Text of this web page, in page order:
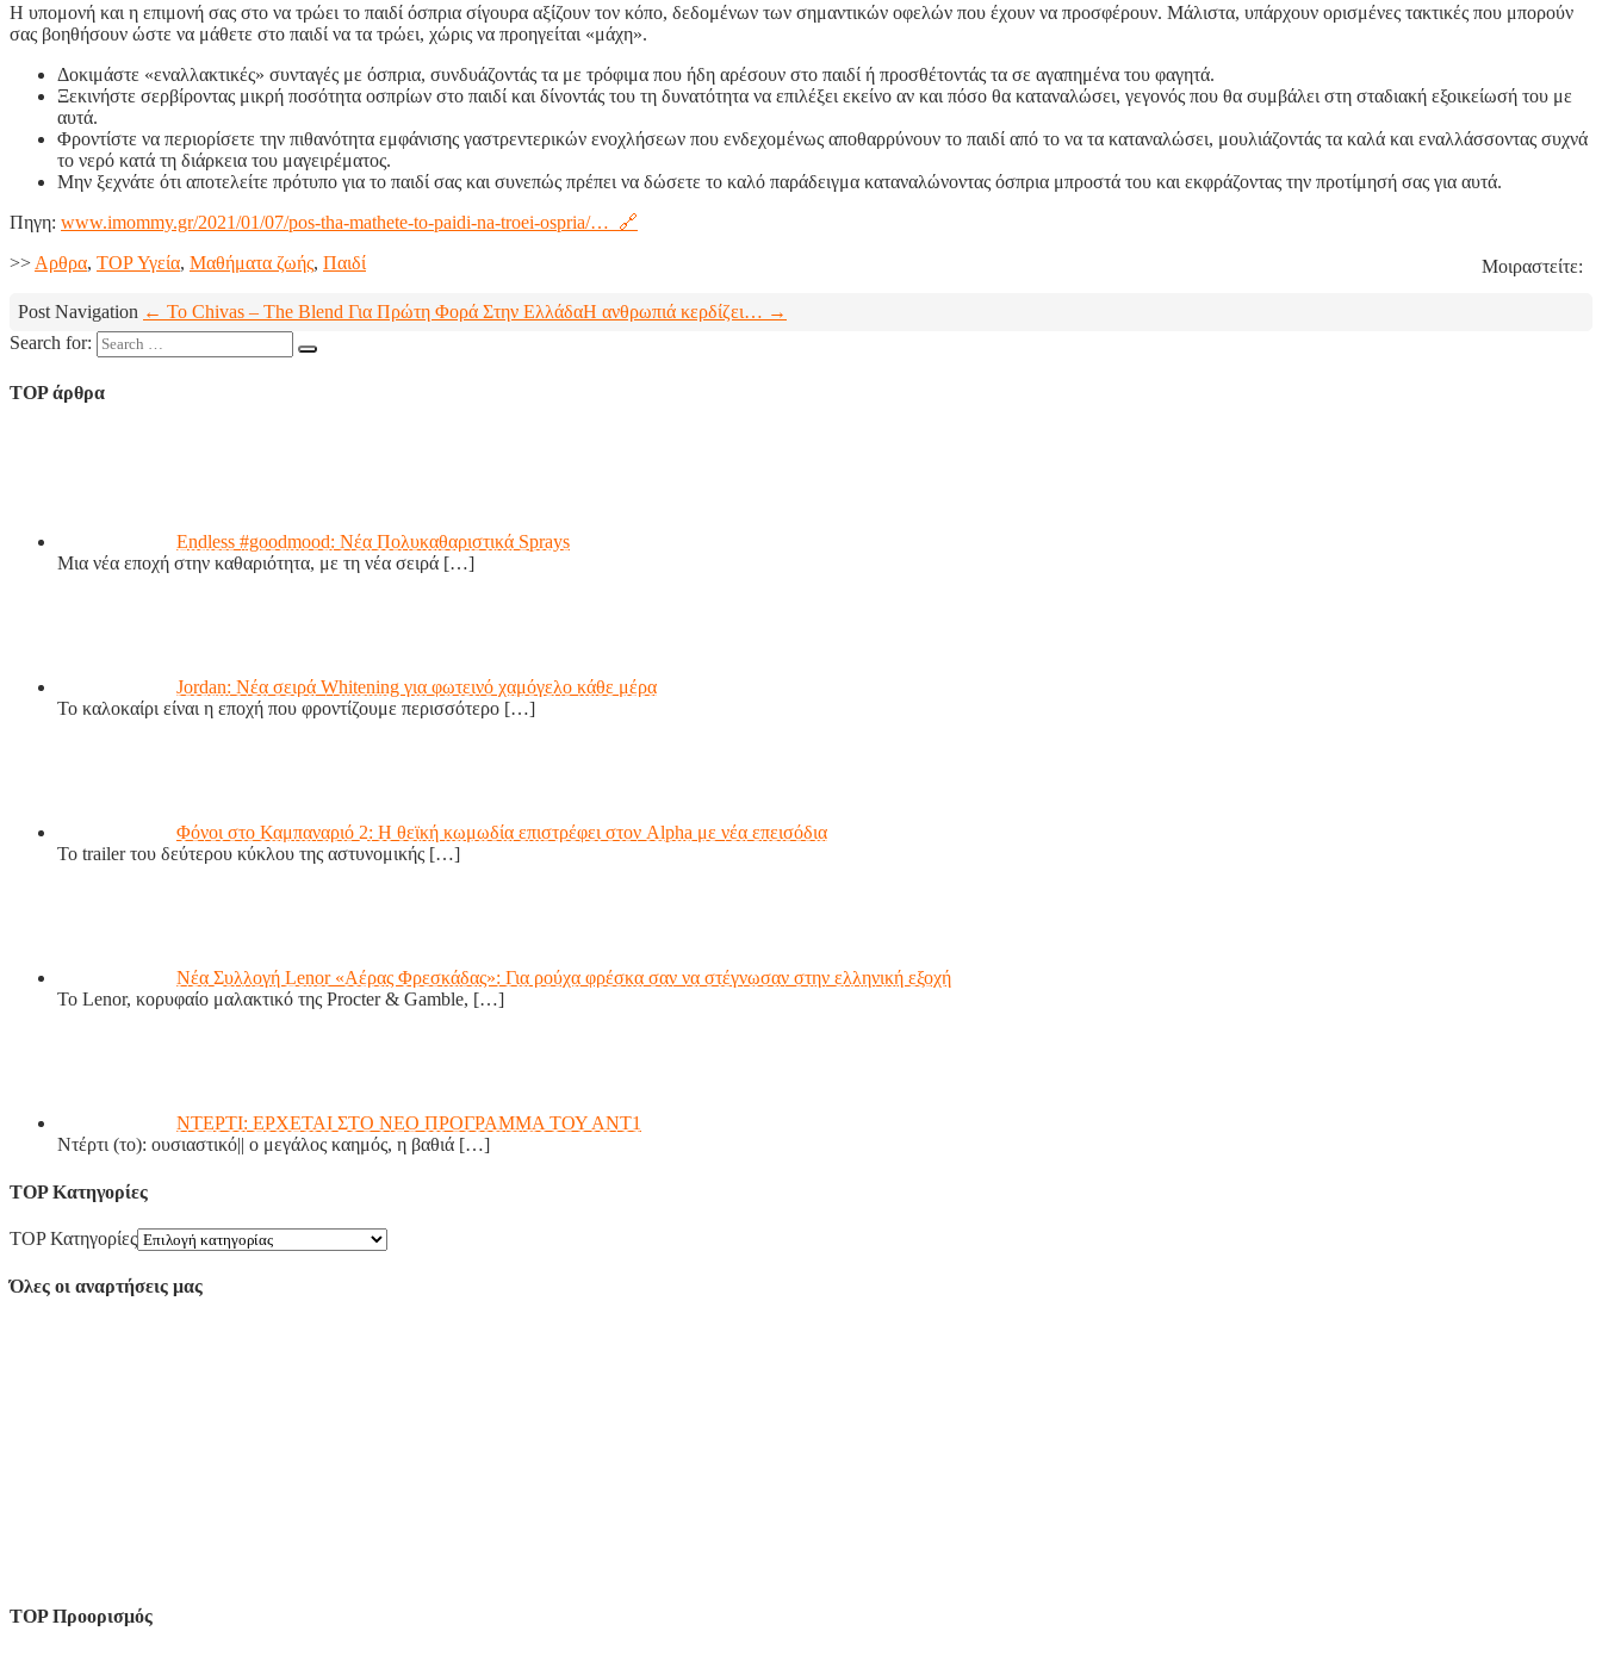
Η υπομονή και η επιμονή σας στο να τρώει το παιδί όσπρια σίγουρα αξίζουν τον κόπο, δεδομένων των σημαντικών οφελών που έχουν να προσφέρουν. Μάλιστα, υπάρχουν ορισμένες τακτικές που μπορούν
σας βοηθήσουν ώστε να μάθετε στο παιδί να τα τρώει, χώρις να προηγείται «μάχη».
Δοκιμάστε «εναλλακτικές» συνταγές με όσπρια, συνδυάζοντάς τα με τρόφιμα που ήδη αρέσουν στο παιδί ή προσθέτοντάς τα σε αγαπημένα του φαγητά.
Ξεκινήστε σερβίροντας μικρή ποσότητα οσπρίων στο παιδί και δίνοντάς του τη δυνατότητα να επιλέξει εκείνο αν και πόσο θα καταναλώσει, γεγονός που θα συμβάλει στη σταδιακή εξοικείωσή του με
αυτά.
Φροντίστε να περιορίσετε την πιθανότητα εμφάνισης γαστρεντερικών ενοχλήσεων που ενδεχομένως αποθαρρύνουν το παιδί από το να τα καταναλώσει, μουλιάζοντάς τα καλά και εναλλάσσοντας συχνά
το νερό κατά τη διάρκεια του μαγειρέματος.
Μην ξεχνάτε ότι αποτελείτε πρότυπο για το παιδί σας και συνεπώς πρέπει να δώσετε το καλό παράδειγμα καταναλώνοντας όσπρια μπροστά του και εκφράζοντας την προτίμησή σας για αυτά.
Πηγη: www.imommy.gr/2021/01/07/pos-tha-mathete-to-paidi-na-troei-ospria/… 🔗
Μοιραστείτε:
>> Aρθρα, TOP Υγεία, Μαθήματα ζωής, Παιδί
Post Navigation ← Το Chivas – The Blend Για Πρώτη Φορά Στην ΕλλάδαΗ ανθρωπιά κερδίζει… →
Search for:
TOP άρθρα
Endless #goodmood: Νέα Πολυκαθαριστικά Sprays
Μια νέα εποχή στην καθαριότητα, με τη νέα σειρά […]
Jordan: Νέα σειρά Whitening για φωτεινό χαμόγελο κάθε μέρα
Το καλοκαίρι είναι η εποχή που φροντίζουμε περισσότερο […]
Φόνοι στο Καμπαναριό 2: Η θεϊκή κωμωδία επιστρέφει στον Alpha με νέα επεισόδια
Το trailer του δεύτερου κύκλου της αστυνομικής […]
Νέα Συλλογή Lenor «Αέρας Φρεσκάδας»: Για ρούχα φρέσκα σαν να στέγνωσαν στην ελληνική εξοχή
Το Lenor, κορυφαίο μαλακτικό της Procter & Gamble, […]
ΝΤΕΡΤΙ: ΕΡΧΕΤΑΙ ΣΤΟ ΝΕΟ ΠΡΟΓΡΑΜΜΑ ΤΟΥ ΑΝΤ1
Ντέρτι (το): ουσιαστικό|| ο μεγάλος καημός, η βαθιά […]
TOP Κατηγορίες
TOP Κατηγορίες
Όλες οι αναρτήσεις μας
TOP Προορισμός